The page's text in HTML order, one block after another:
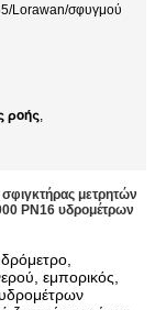
Lorawan/σφυγμού
ροής,
μετρητών
PN16 υδρομέτρων
εμπορικός,